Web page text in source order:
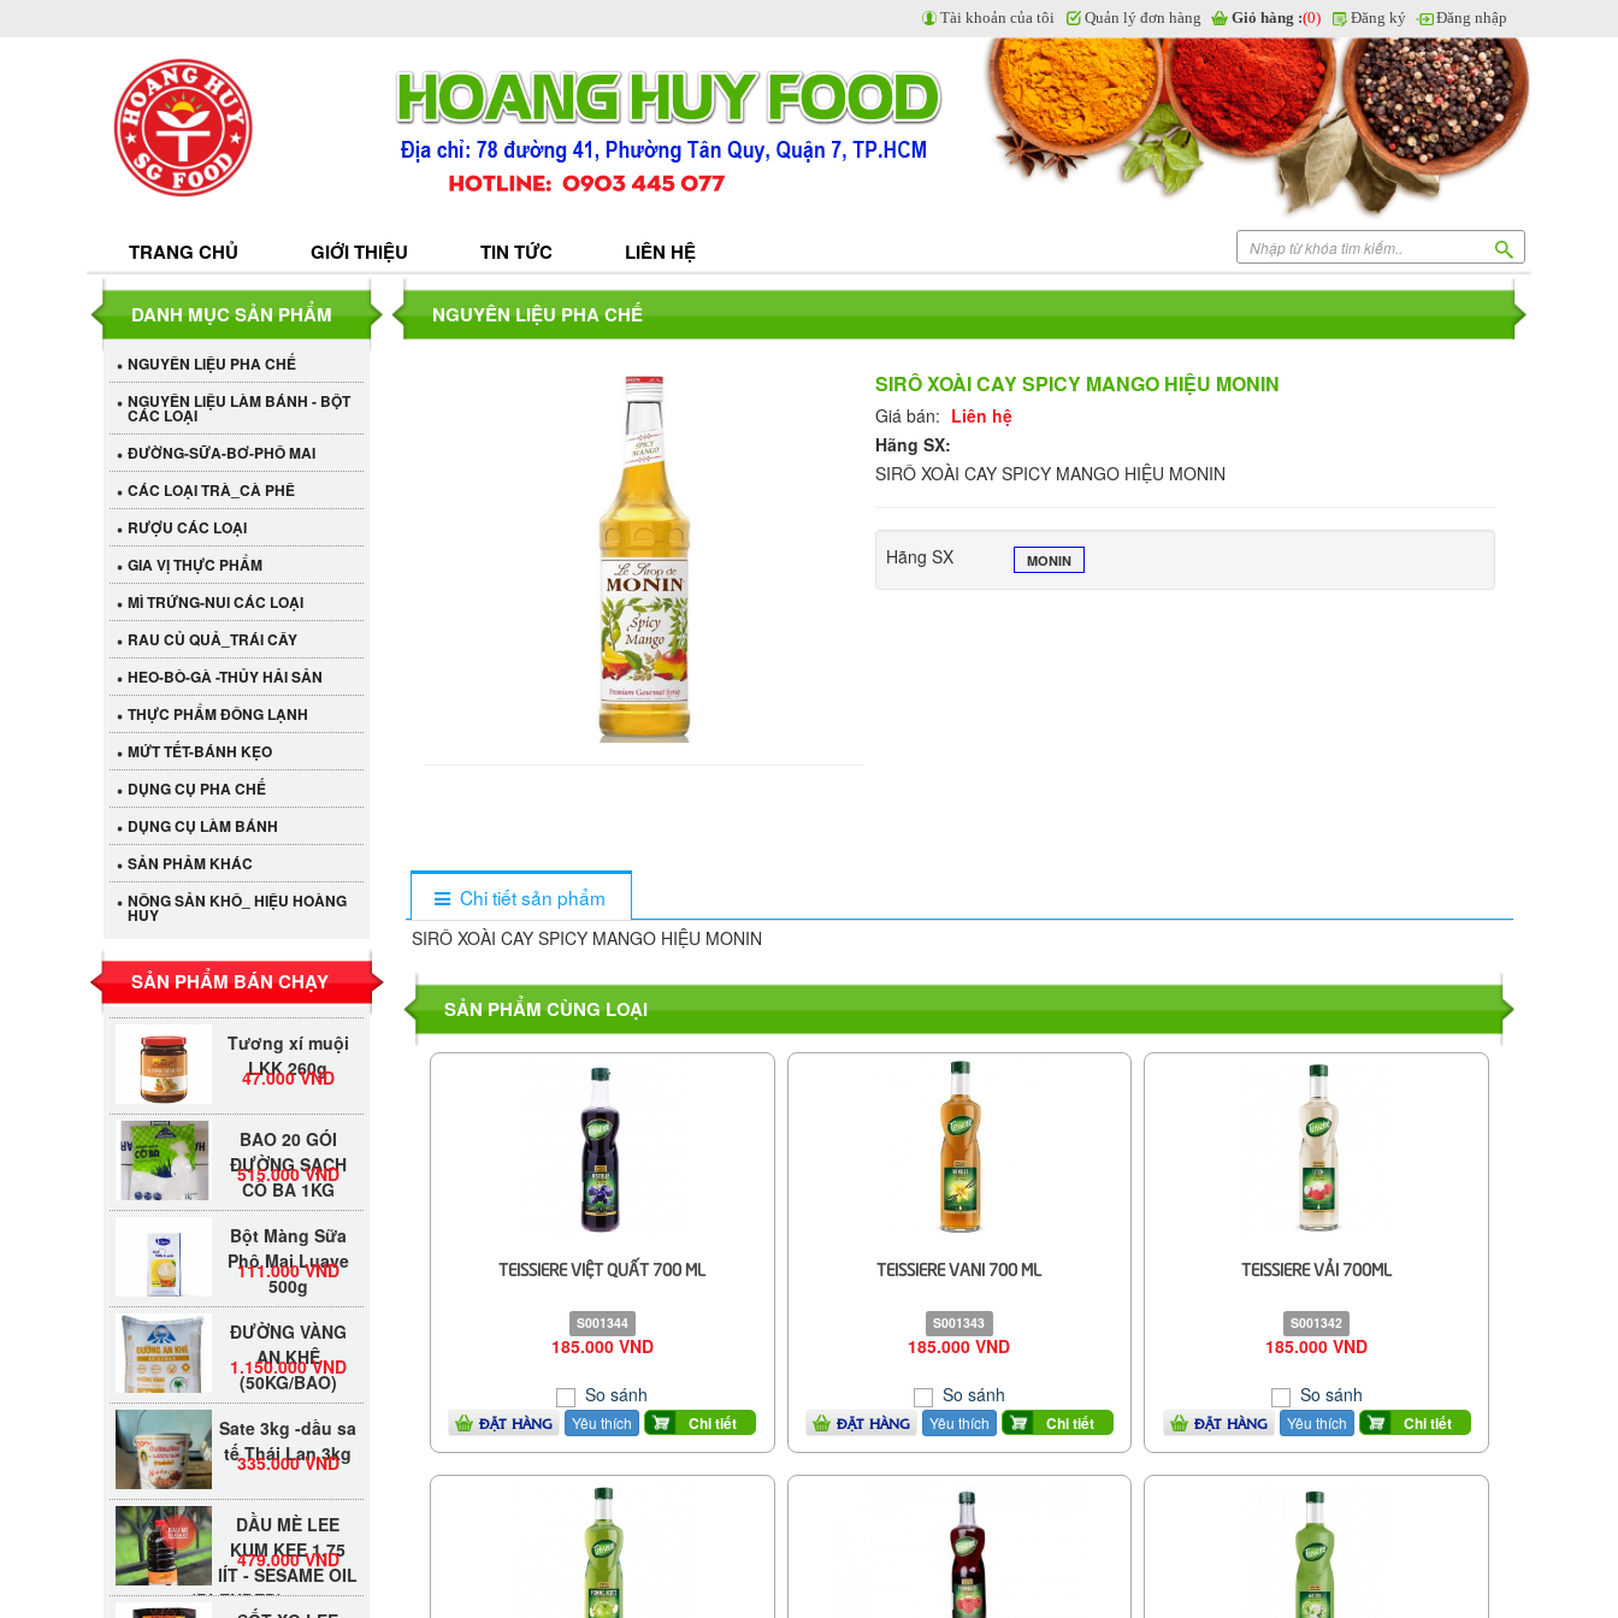
TRANG CHỦ GIỚI THIỆU TIN TỨC LIÊN HỆ
Tài khoản của tôi Quản lý đơn hàng Giỏ hàng :(0) Đăng ký Đăng nhập
NGUYÊN LIỆU PHA CHẾ
SIRÔ XOÀI CAY SPICY MANGO HIỆU MONIN
Giá bán: Liên hệ
Hãng SX:
SIRÔ XOÀI CAY SPICY MANGO HIỆU MONIN
Hãng SX MONIN
Chi tiết sản phẩm
SIRÔ XOÀI CAY SPICY MANGO HIỆU MONIN
SẢN PHẨM CÙNG LOẠI
TEISSIERE VIỆT QUẤT 700 ML
S001344
185.000 VND
So sánh
ĐẶT HÀNG Yêu thích Chi tiết
TEISSIERE VANI 700 ML
S001343
185.000 VND
So sánh
ĐẶT HÀNG Yêu thích Chi tiết
TEISSIERE VẢI 700ML
S001342
185.000 VND
So sánh
ĐẶT HÀNG Yêu thích Chi tiết
DANH MỤC SẢN PHẨM
NGUYÊN LIỆU PHA CHẾ
NGUYÊN LIỆU LÀM BÁNH - BỘT
CÁC LOẠI
ĐƯỜNG-SỮA-BƠ-PHÔ MAI
CÁC LOẠI TRÀ_CÀ PHÊ
RƯỢU CÁC LOẠI
GIA VỊ THỰC PHẨM
MÌ TRỨNG-NUI CÁC LOẠI
RAU CỦ QUẢ_TRÁI CÂY
HEO-BÒ-GÀ -THỦY HẢI SẢN
THỰC PHẨM ĐÔNG LẠNH
MỨT TẾT-BÁNH KẸO
DỤNG CỤ PHA CHẾ
DỤNG CỤ LÀM BÁNH
SẢN PHẢM KHÁC
NÔNG SẢN KHÔ_ HIỆU HOÀNG
HUY
SẢN PHẨM BÁN CHẠY
Cần Tây Đà Lạt
40.000 VND
Tương xí muội
LKK 260g
530.000 VND
LKK 260g
47.000 VND
BAO 20 GÓI
ĐƯỜNG SẠCH
CÔ BA 1KG
515.000 VND
Phô Mai Luave
500g
111.000 VND
ĐƯỜNG VÀNG
AN KHÊ
(50KG/BAO)
1.150.000 VND
tế Thái Lan 3kg
335.000 VND
DẦU MÈ LEE
KUM KEE 1.75
lÍT - SESAME OIL
(BLENDED)
479.000 VND
SỐT XO LEE